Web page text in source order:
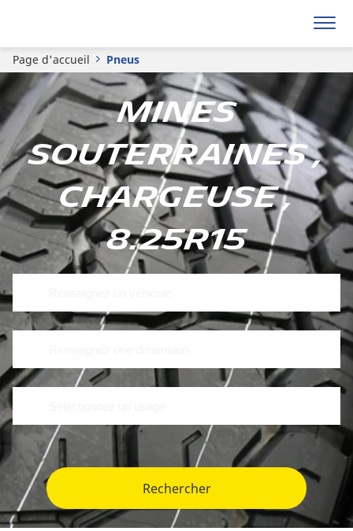
Page d'accueil Pneus
Mines
souterraines ,
Chargeuse ,
8.25R15
Rechercher